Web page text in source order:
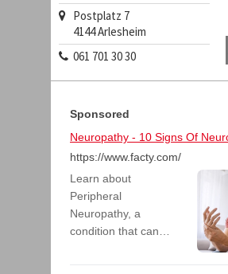
Postplatz 7
4144Arlesheim
061 701 30 30